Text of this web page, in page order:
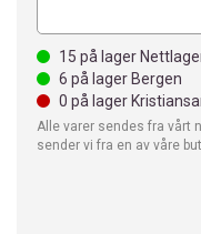
15 på lager
6 på lager Bergen
0 på lager
Alle varer sendes fra vårt
sender vi fra en av våre